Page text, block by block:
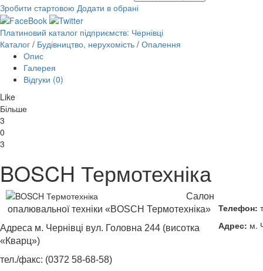
Зробити стартовою Додати в обрані
Платиновий каталог підприємств: Чернівці
Каталог / Будівництво, нерухомість / Опалення
Опис
Галерея
Відгуки (0)
Like
Більше
3
0
3
BOSCH Термотехніка
Телефон:
Адрес: м.
Салон
опалювальної техніки «BOSCH Термотехніка»
Адреса м. Чернівці вул. Головна 244 (висотка
«Кварц»)
тел./факс: (0372 58-68-58)